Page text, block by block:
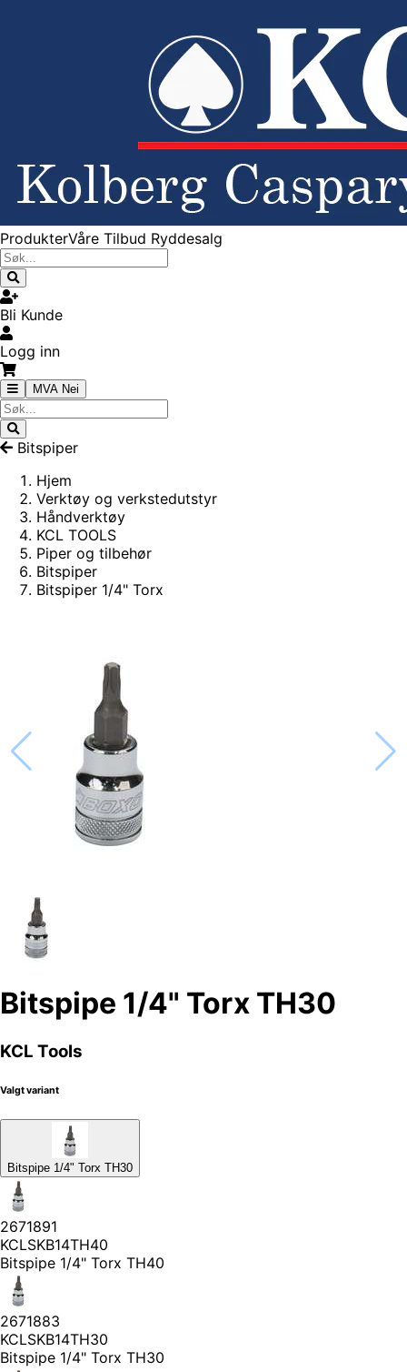
ProdukterVåre Tilbud Ryddesalg
Bli Kunde
Logg inn
MVA Nei
Bitspiper
Hjem
Verktøy og verkstedutstyr
Håndverktøy
KCL TOOLS
Piper og tilbehør
Bitspiper
Bitspiper 1/4" Torx
Bitspipe 1/4" Torx TH30
KCL Tools
Valgt variant
Bitspipe 1/4" Torx TH30
2671891
KCLSKB14TH40
Bitspipe 1/4" Torx TH40
2671883
KCLSKB14TH30
Bitspipe 1/4" Torx TH30